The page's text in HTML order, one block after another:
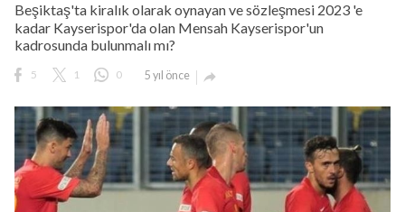
Beşiktaş'ta kiralık olarak oynayan ve sözleşmesi 2023 'e
kadar Kayserispor'da olan Mensah Kayserispor'un
kadrosunda bulunmalı mı?
5 1 0 5 yıl önce 